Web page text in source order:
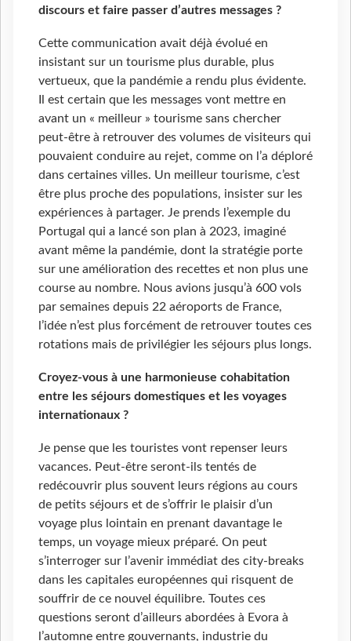
discours et faire passer d’autres messages ?
Cette communication avait déjà évolué en
insistant sur un tourisme plus durable, plus
vertueux, que la pandémie a rendu plus évidente.
Il est certain que les messages vont mettre en
avant un « meilleur » tourisme sans chercher
peut-être à retrouver des volumes de visiteurs qui
pouvaient conduire au rejet, comme on l’a déploré
dans certaines villes. Un meilleur tourisme, c’est
être plus proche des populations, insister sur les
expériences à partager. Je prends l’exemple du
Portugal qui a lancé son plan à 2023, imaginé
avant même la pandémie, dont la stratégie porte
sur une amélioration des recettes et non plus une
course au nombre. Nous avions jusqu’à 600 vols
par semaines depuis 22 aéroports de France,
l’idée n’est plus forcément de retrouver toutes ces
rotations mais de privilégier les séjours plus longs.
Croyez-vous à une harmonieuse cohabitation
entre les séjours domestiques et les voyages
internationaux ?
Je pense que les touristes vont repenser leurs
vacances. Peut-être seront-ils tentés de
redécouvrir plus souvent leurs régions au cours
de petits séjours et de s’offrir le plaisir d’un
voyage plus lointain en prenant davantage le
temps, un voyage mieux préparé. On peut
s’interroger sur l’avenir immédiat des city-breaks
dans les capitales européennes qui risquent de
souffrir de ce nouvel équilibre. Toutes ces
questions seront d’ailleurs abordées à Evora à
l’automne entre gouvernants, industrie du